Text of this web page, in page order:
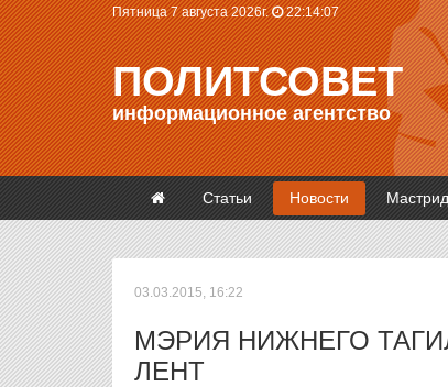
Пятница 7 августа 2026г. 22:14:07
ПОЛИТСОВЕТ
информационное агентство
Статьи Новости Мастрид
03.03.2015, 16:22
МЭРИЯ НИЖНЕГО
ЛЕНТ